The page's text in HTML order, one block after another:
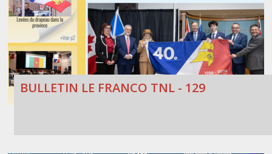
BULLETIN LE FRANCO TNL - 129